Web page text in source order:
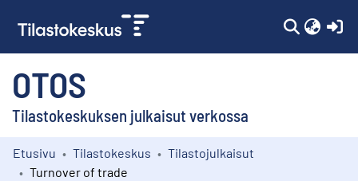
OTOS
Tilastokeskuksen julkaisut verkossa
Kokoelmat
Etusivu Tilastokeskus
Tilastojulkaisut
Turnover of trade